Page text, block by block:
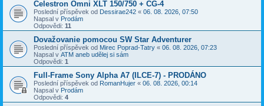
Celestron Omni XLT 150/750 + CG-4
Poslední příspěvek od Dessirae242 « 06. 08. 2026, 07:50
Napsal v Prodám
Odpovědi: 11
Dovažovanie pomocou SW Star Adventurer
Poslední příspěvek od Mirec Poprad-Tatry « 06. 08. 2026, 07:23
Napsal v ATM aneb udělej si sám
Odpovědi: 1
Full-Frame Sony Alpha A7 (ILCE-7) - PRODÁNO
Poslední příspěvek od RomanHujer « 06. 08. 2026, 00:14
Napsal v Prodám
Odpovědi: 4